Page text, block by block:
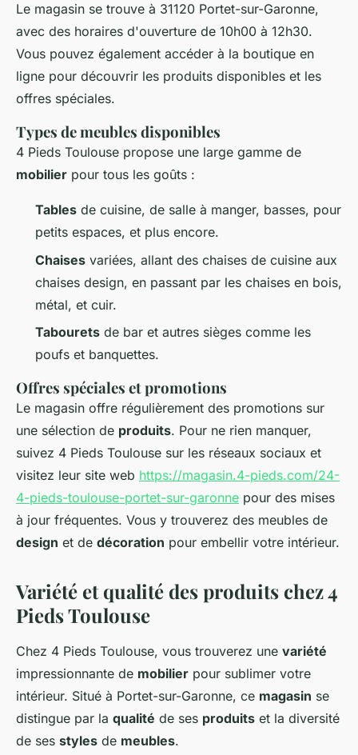
Le magasin se trouve à 31120 Portet-sur-Garonne,
avec des horaires d'ouverture de 10h00 à 12h30.
Vous pouvez également accéder à la boutique en
ligne pour découvrir les produits disponibles et les
offres spéciales.
Types de meubles disponibles
4 Pieds Toulouse propose une large gamme de
mobilier pour tous les goûts :
Tables de cuisine, de salle à manger, basses, pour
petits espaces, et plus encore.
Chaises variées, allant des chaises de cuisine aux
chaises design, en passant par les chaises en bois,
métal, et cuir.
Tabourets de bar et autres sièges comme les
poufs et banquettes.
Offres spéciales et promotions
Le magasin offre régulièrement des promotions sur
une sélection de produits. Pour ne rien manquer,
suivez 4 Pieds Toulouse sur les réseaux sociaux et
visitez leur site web https://magasin.4-pieds.com/24-
4-pieds-toulouse-portet-sur-garonne pour des mises
à jour fréquentes. Vous y trouverez des meubles de
design et de décoration pour embellir votre intérieur.
Variété et qualité des produits chez 4
Pieds Toulouse
Chez 4 Pieds Toulouse, vous trouverez une variété
impressionnante de mobilier pour sublimer votre
intérieur. Situé à Portet-sur-Garonne, ce magasin se
distingue par la qualité de ses produits et la diversité
de ses styles de meubles.